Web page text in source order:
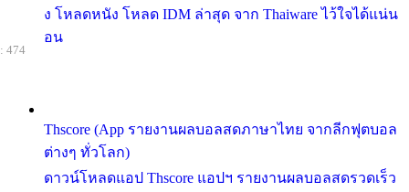
ง โหลดหนัง โหลด IDM ล่าสุด จาก Thaiware ไว้ใจได้แน่น
อน
Thscore (App รายงานผลบอลสดภาษาไทย จากลีกฟุตบอล
ต่างๆ ทั่วโลก)
ดาวน์โหลดแอป Thscore แอปฯ รายงานผลบอลสดรวดเร็ว
474